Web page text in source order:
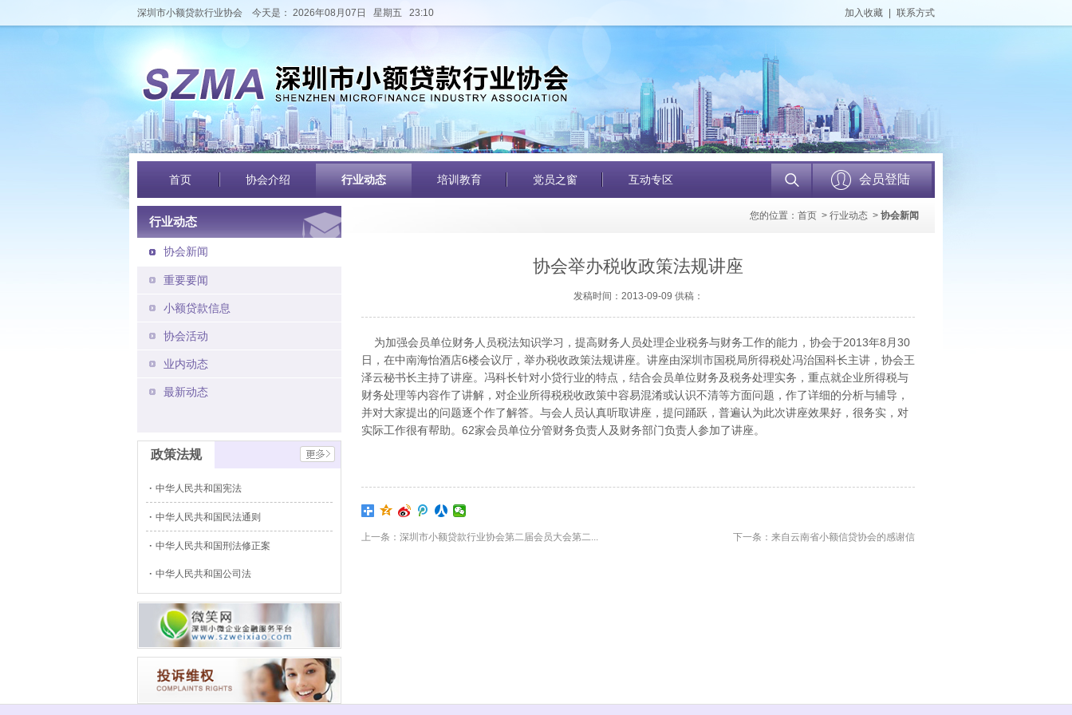
深圳市小额贷款行业协会 今天是： 2026年08月07日 星期五 23:10 加入收藏 联系方式
首页 协会介绍 行业动态 培训教育 党员之窗 互动专区 会员登陆
行业动态
协会新闻
重要要闻
小额贷款信息
协会活动
业内动态
最新动态
政策法规
中华人民共和国宪法
中华人民共和国民法通则
中华人民共和国刑法修正案
中华人民共和国公司法
您的位置： 首页 > 行业动态 > 协会新闻
协会举办税收政策法规讲座
发稿时间：2013-09-09 供稿：
为加强会员单位财务人员税法知识学习，提高财务人员处理企业税务与财务工作的能力，协会于2013年8月30
日，在中南海怡酒店6楼会议厅，举办税收政策法规讲座。讲座由深圳市国税局所得税处冯治国科长主讲，协会王
泽云秘书长主持了讲座。冯科长针对小贷行业的特点，结合会员单位财务及税务处理实务，重点就企业所得税与
财务处理等内容作了讲解，对企业所得税税收政策中容易混淆或认识不清等方面问题，作了详细的分析与辅导，
并对大家提出的问题逐个作了解答。与会人员认真听取讲座，提问踊跃，普遍认为此次讲座效果好，很务实，对
实际工作很有帮助。62家会员单位分管财务负责人及财务部门负责人参加了讲座。
上一条：深圳市小额贷款行业协会第二届会员大会第二... 下一条：来自云南省小额信贷协会的感谢信